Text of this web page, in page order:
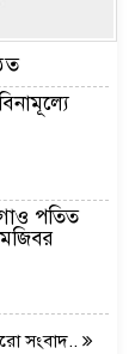
পতিত
সংবাদ..